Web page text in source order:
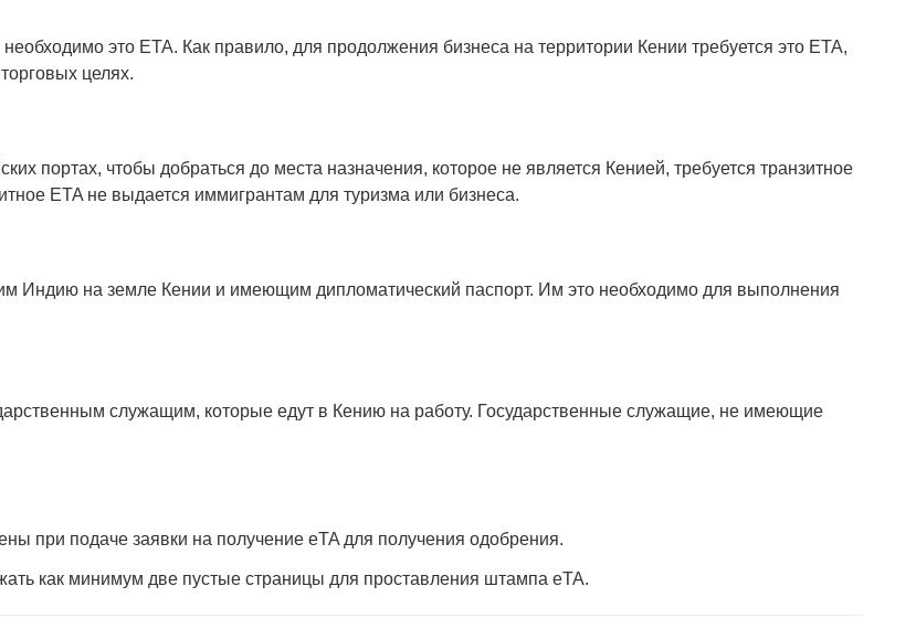
это ETA. Как правило, для продолжения бизнеса на территории Кении требуется это ETA,
целях.
портах, чтобы добраться до места назначения, которое не является Кенией, требуется транзитное
ETA не выдается иммигрантам для туризма или бизнеса.
Индию на земле Кении и имеющим дипломатический паспорт. Им это необходимо для выполнения
служащим, которые едут в Кению на работу. Государственные служащие, не имеющие
при подаче заявки на получение eTA для получения одобрения.
как минимум две пустые страницы для проставления штампа eTA.